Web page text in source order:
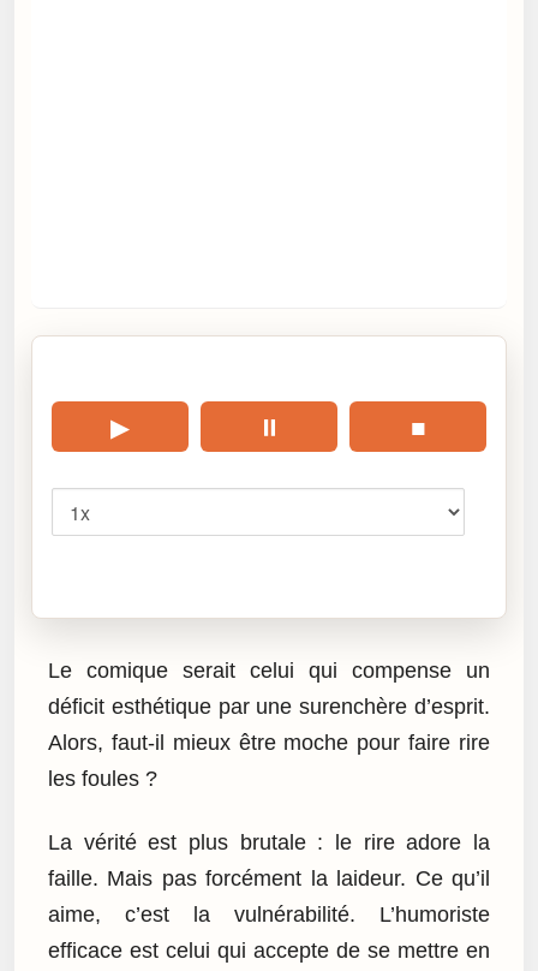
▶ ⏸ ■
Le comique serait celui qui compense un
déficit esthétique par une surenchère d’esprit.
Alors, faut-il mieux être moche pour faire rire
les foules ?
La vérité est plus brutale : le rire adore la
faille. Mais pas forcément la laideur. Ce qu’il
aime, c’est la vulnérabilité. L’humoriste
efficace est celui qui accepte de se mettre en